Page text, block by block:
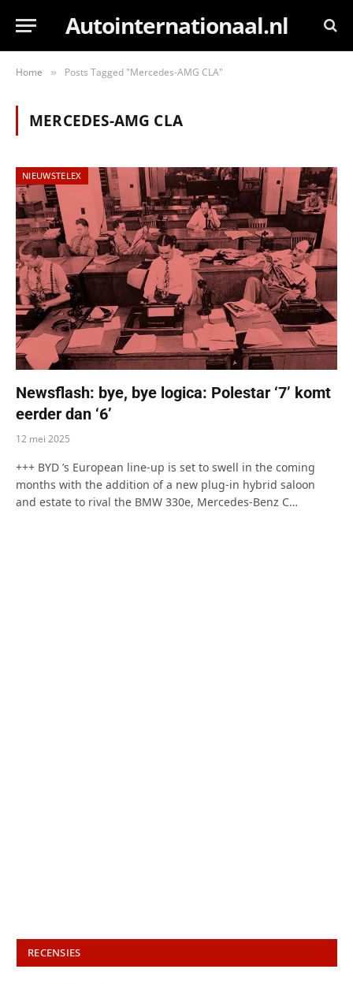
Autointernationaal.nl
Home » Posts Tagged "Mercedes-AMG CLA"
MERCEDES-AMG CLA
NIEUWSTELEX
Newsflash: bye, bye logica: Polestar ‘7’ komt
eerder dan ‘6’
12 mei 2025
+++ BYD ’s European line-up is set to swell in the coming
months with the addition of a new plug-in hybrid saloon
and estate to rival the BMW 330e, Mercedes-Benz C…
RECENSIES